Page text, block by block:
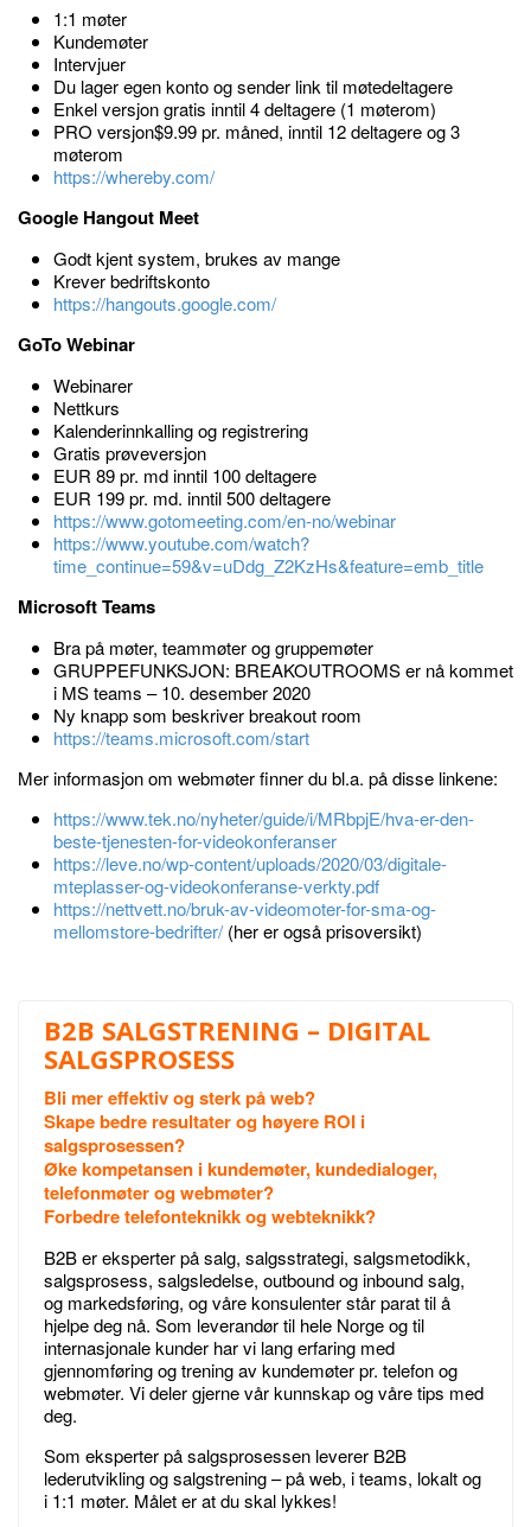
1:1 møter
Kundemøter
Intervjuer
Du lager egen konto og sender link til møtedeltagere
Enkel versjon gratis inntil 4 deltagere (1 møterom)
PRO versjon$9.99 pr. måned, inntil 12 deltagere og 3
møterom
https://whereby.com/
Google Hangout Meet
Godt kjent system, brukes av mange
Krever bedriftskonto
https://hangouts.google.com/
GoTo Webinar
Webinarer
Nettkurs
Kalenderinnkalling og registrering
Gratis prøveversjon
EUR 89 pr. md inntil 100 deltagere
EUR 199 pr. md. inntil 500 deltagere
https://www.gotomeeting.com/en-no/webinar
https://www.youtube.com/watch?
time_continue=59&v=uDdg_Z2KzHs&feature=emb_title
Microsoft Teams
Bra på møter, teammøter og gruppemøter
GRUPPEFUNKSJON: BREAKOUTROOMS er nå kommet
i MS teams – 10. desember 2020
Ny knapp som beskriver breakout room
https://teams.microsoft.com/start
Mer informasjon om webmøter finner du bl.a. på disse linkene:
https://www.tek.no/nyheter/guide/i/MRbpjE/hva-er-den-
beste-tjenesten-for-videokonferanser
https://leve.no/wp-content/uploads/2020/03/digitale-
mteplasser-og-videokonferanse-verkty.pdf
https://nettvett.no/bruk-av-videomoter-for-sma-og-
mellomstore-bedrifter/ (her er også prisoversikt)
B2B SALGSTRENING – DIGITAL
SALGSPROSESS
Bli mer effektiv og sterk på web?
Skape bedre resultater og høyere ROI i
salgsprosessen?
Øke kompetansen i kundemøter, kundedialoger,
telefonmøter og webmøter?
Forbedre telefonteknikk og webteknikk?
B2B er eksperter på salg, salgsstrategi, salgsmetodikk,
salgsprosess, salgsledelse, outbound og inbound salg,
og markedsføring, og våre konsulenter står parat til å
hjelpe deg nå. Som leverandør til hele Norge og til
internasjonale kunder har vi lang erfaring med
gjennomføring og trening av kundemøter pr. telefon og
webmøter. Vi deler gjerne vår kunnskap og våre tips med
deg.
Som eksperter på salgsprosessen leverer B2B
lederutvikling og salgstrening – på web, i teams, lokalt og
i 1:1 møter. Målet er at du skal lykkes!